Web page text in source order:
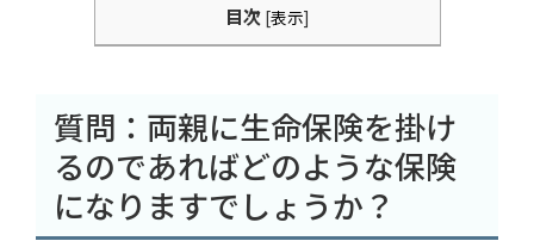
目次 [表示]
質問：両親に生命保険を掛け
るのであればどのような保険
になりますでしょうか？